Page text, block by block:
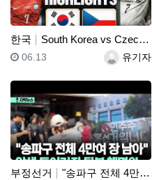
한국 South Korea vs Czechia Highlig…
등록자유기자
등록일
06.13
부정선거 "송파구 전체 4만여 장 남아" 압색 들어가자 뒷북 해…